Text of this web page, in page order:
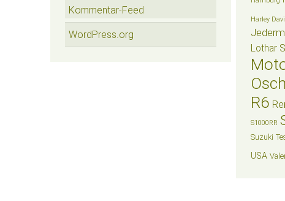
Kommentar-Feed
WordPress.org
Harley
Lothar
R6
S1000RR
Suzuki
USA